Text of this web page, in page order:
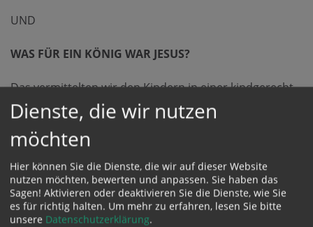
UND
WAS FÜR EIN KÖNIG WAR JESUS?
Das vermittelten wir den Kindern in einer kindgerecht
gestalteten
Palmsonntagfeier.
Dabei wurden die Kinder aktiv in den Wortgottesdienst
legten eine Krone, bauten die Stadt Jerusalem auf,
breiteten Tücher aus, auf denen Jesus auf einem Esel
darüber ritt, und winkten ihm singend mit Zweigen zu.
Dienste, die wir nutzen
möchten
Hier können Sie die Dienste, die wir auf dieser Website
nutzen möchten, bewerten und anpassen. Sie haben das
Sagen! Aktivieren oder deaktivieren Sie die Dienste, wie Sie
es für richtig halten. Um mehr zu erfahren, lesen Sie bitte
unsere Datenschutzerklärung.